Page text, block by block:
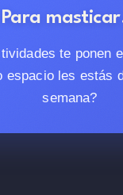
Para
te ponen
espacio les estás
semana?